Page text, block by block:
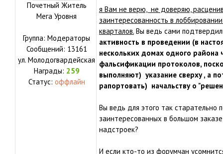
Почетный Житель
Мега Уровня
Группа: Модераторы
Сообщений: 13161
ул. Молодогвардейская
Награды: 259
Статус: оффлайн
я Вам не верю, не доверяю,
заинтересованность в
кварталов. Вы ведь сами
активность в проведении (в
нескольких домах одного района
фальсификации протоколов,
выполняют) указание сверху , а
рапортовать) начальству о
Вы ведь для этого так старательно
заинтересованных в большом
надстроек?
И если кто-то из форумчан